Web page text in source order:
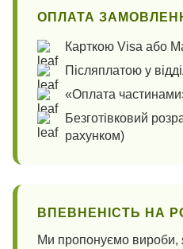
ОПЛАТА
Карткою Visa або
Післяплатою у
«Оплата
Безготівковий
рахунком)
ВПЕВНЕНІСТЬ НА
Ми пропонуємо вироби,